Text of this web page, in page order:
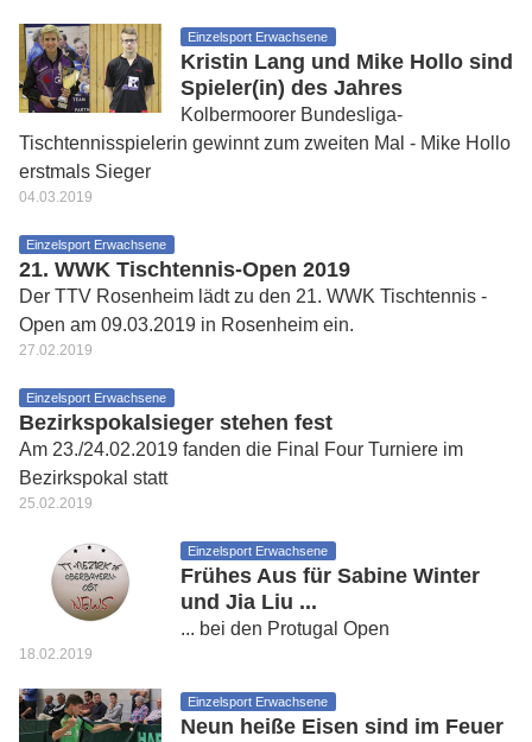
Einzelsport Erwachsene
Kristin Lang und Mike Hollo sind
Spieler(in) des Jahres
Kolbermoorer Bundesliga-
Tischtennisspielerin gewinnt zum zweiten Mal - Mike Hollo
erstmals Sieger
04.03.2019
Einzelsport Erwachsene
21. WWK Tischtennis-Open 2019
Der TTV Rosenheim lädt zu den 21. WWK Tischtennis -
Open am 09.03.2019 in Rosenheim ein.
27.02.2019
Einzelsport Erwachsene
Bezirkspokalsieger stehen fest
Am 23./24.02.2019 fanden die Final Four Turniere im
Bezirkspokal statt
25.02.2019
Einzelsport Erwachsene
Frühes Aus für Sabine Winter
und Jia Liu ...
... bei den Protugal Open
18.02.2019
Einzelsport Erwachsene
Neun heiße Eisen sind im Feuer